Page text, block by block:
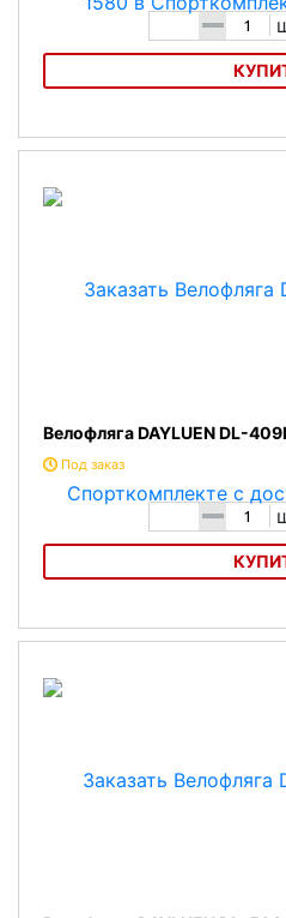
-
Велофляга черная CO-Union CB-1580
Велофляга DAYLUEN DL-
Под заказ
-
Велофляга DAYLUEN DL-409K